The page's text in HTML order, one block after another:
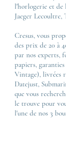
l'horlogerie et de
Jaeger Lecoultre,
Cresus, vous
des prix de 20 à
par nos experts,
papiers,
Vintage), livrées
Datejust,
que vous
le trouve pour
l'une de nos 3